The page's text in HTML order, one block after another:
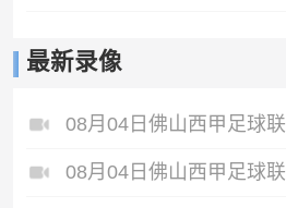
最新录像